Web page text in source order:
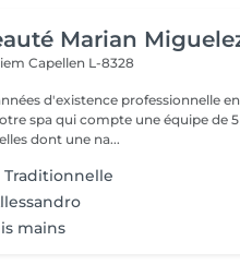
Marian
Capellen L-8328
d'existence professionnelle
spa qui compte une équipe de
dont une na...
Traditionnelle
mains